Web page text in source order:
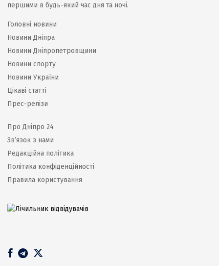
першими в будь-який час дня та ночі.
Головні новини
Новини Дніпра
Новини Дніпропетровщини
Новини спорту
Новини України
Цікаві статті
Прес-релізи
Про Дніпро 24
Зв’язок з нами
Редакційна політика
Політика конфіденційності
Правила користування